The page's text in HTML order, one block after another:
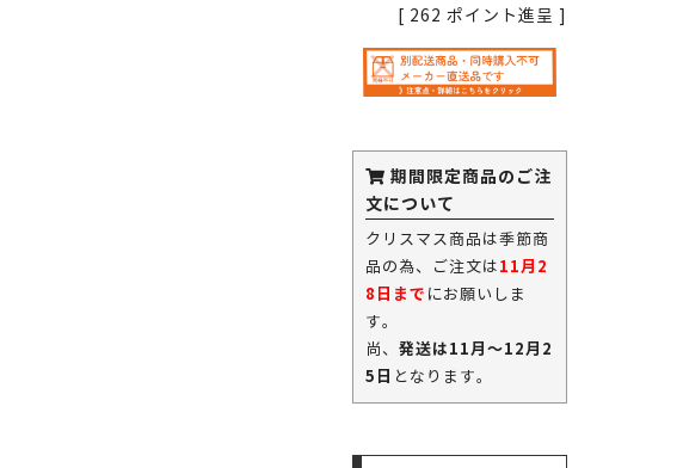
[ 262 ポイント進呈 ]
期間限定商品のご注
文について
クリスマス商品は季節商
品の為、ご注文は11月2
8日まで にお願いしま
す。
尚、 発送は11月～12月2
5日 となります。